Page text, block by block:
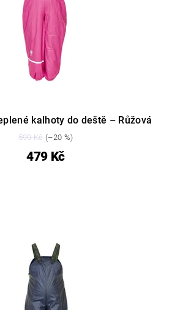
kalhoty do deště – Růžová
599 Kč(–20 %)
479 Kč